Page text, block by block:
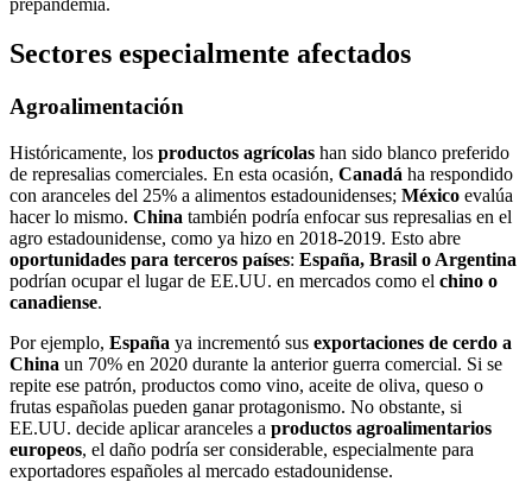
Sectores especialmente afectados
Agroalimentación
Históricamente, los productos agrícolas han sido blanco preferido
de represalias comerciales. En esta ocasión, Canadá ha respondido
con aranceles del 25% a alimentos estadounidenses; México evalúa
hacer lo mismo. China también podría enfocar sus represalias en el
agro estadounidense, como ya hizo en 2018-2019. Esto abre
oportunidades para terceros países: España, Brasil o Argentina
podrían ocupar el lugar de EE.UU. en mercados como el chino o
canadiense.
Por ejemplo, España ya incrementó sus exportaciones de cerdo a
China un 70% en 2020 durante la anterior guerra comercial. Si se
repite ese patrón, productos como vino, aceite de oliva, queso o
frutas españolas pueden ganar protagonismo. No obstante, si
EE.UU. decide aplicar aranceles a productos agroalimentarios
europeos, el daño podría ser considerable, especialmente para
exportadores españoles al mercado estadounidense.